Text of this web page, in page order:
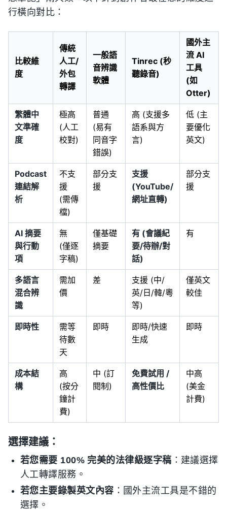
行橫向對比：
比較維
度
傳統
人工/
外包
轉譯
一般語
音辨識
軟體
Tinrec (秒
聽錄音)
國外主
流 AI
工具
(如
Otter)
繁體中
文準確
度
極高
(人工
校對)
普通
(易有
同音字
錯誤)
高 (支援多
語系與方
言)
低 (主
要優化
英文)
Podcast
連結解
析
不支
援
(需傳
檔)
部分支
援
支援
(YouTube/
網址直轉)
部分支
援
AI 摘要
與行動
項
無
(僅逐
字稿)
僅基礎
摘要
有 (會議紀
要/待辦/對
話)
有
多語言
混合辨
識
需加
價
差
支援 (中/
英/日/韓/粵
等)
僅英文
較佳
即時性
需等
待數
天
即時
即時/快速
生成
即時
成本結
構
高
(按分
鐘計
費)
中 (訂
閱制)
免費試用 /
高性價比
中高
(美金
計費)
選擇建議：
若您需要 100% 完美的法律級逐字稿 ：建議選擇
人工轉譯服務。
若您主要錄製英文內容 ：國外主流工具是不錯的
選擇。